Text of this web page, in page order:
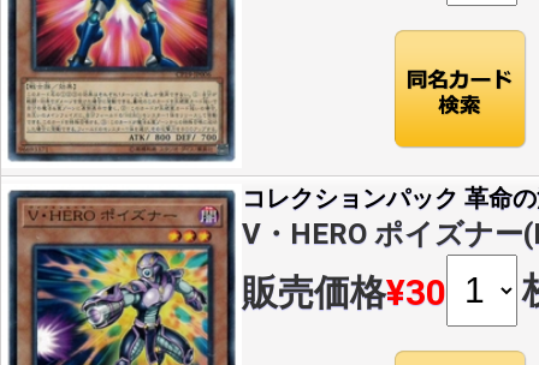
コレクションパック 革命
V・HERO ポイズナ
販売価格¥30